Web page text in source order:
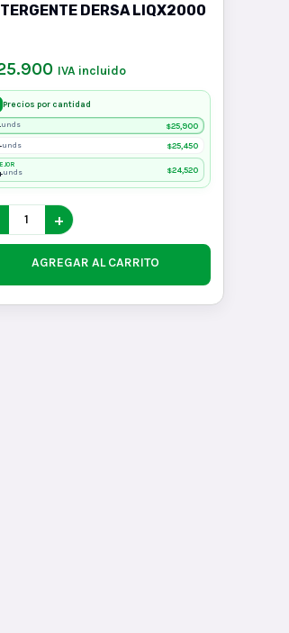
DERSA LIQX2000
IVA incluido
Precios por cantidad
unds $25,900
unds $25,450
unds $24,520
+
AGREGAR AL CARRITO